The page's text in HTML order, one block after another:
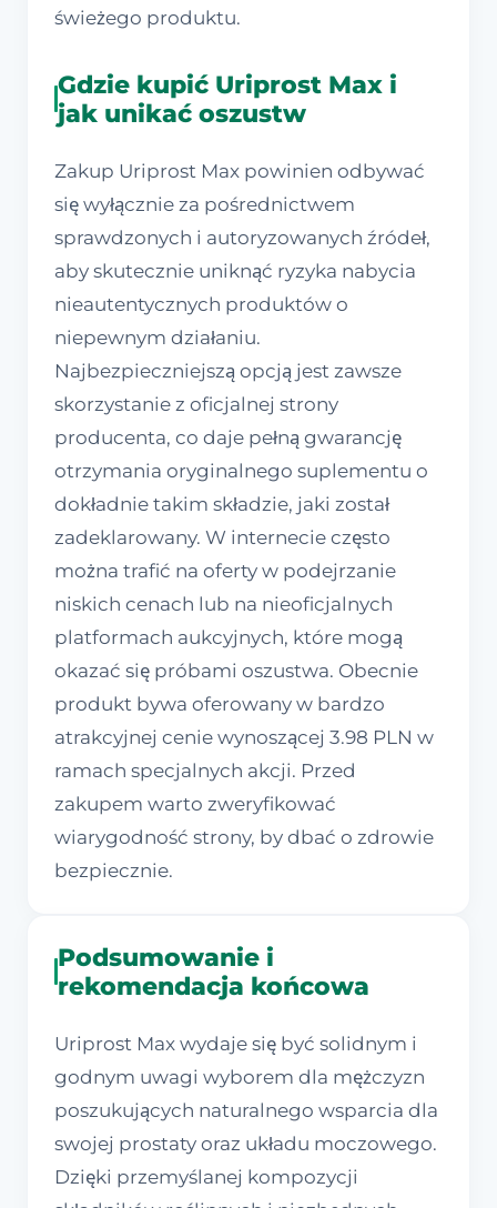
świeżego produktu.
Gdzie kupić Uriprost Max i
jak unikać oszustw
Zakup Uriprost Max powinien odbywać
się wyłącznie za pośrednictwem
sprawdzonych i autoryzowanych źródeł,
aby skutecznie uniknąć ryzyka nabycia
nieautentycznych produktów o
niepewnym działaniu.
Najbezpieczniejszą opcją jest zawsze
skorzystanie z oficjalnej strony
producenta, co daje pełną gwarancję
otrzymania oryginalnego suplementu o
dokładnie takim składzie, jaki został
zadeklarowany. W internecie często
można trafić na oferty w podejrzanie
niskich cenach lub na nieoficjalnych
platformach aukcyjnych, które mogą
okazać się próbami oszustwa. Obecnie
produkt bywa oferowany w bardzo
atrakcyjnej cenie wynoszącej 3.98 PLN w
ramach specjalnych akcji. Przed
zakupem warto zweryfikować
wiarygodność strony, by dbać o zdrowie
bezpiecznie.
Podsumowanie i
rekomendacja końcowa
Uriprost Max wydaje się być solidnym i
godnym uwagi wyborem dla mężczyzn
poszukujących naturalnego wsparcia dla
swojej prostaty oraz układu moczowego.
Dzięki przemyślanej kompozycji